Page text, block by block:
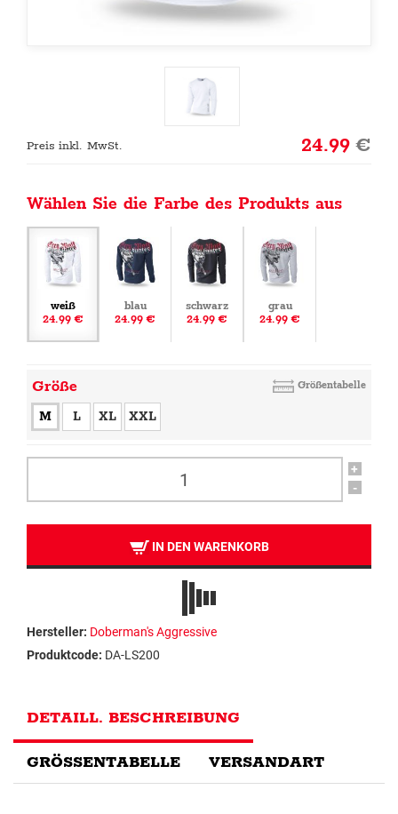
Preis inkl. MwSt. 24.99€
Wählen Sie die Farbe des Produkts aus
weiß
24.99 €
blau
24.99 €
schwarz
24.99 €
grau
24.99 €
Größe Größentabelle
M L XL XXL
+
-
IN DEN WARENKORB
Hersteller: Doberman's Aggressive
Produktcode: DA-LS200
DETAILL. BESCHREIBUNG
GRÖSSENTABELLE VERSANDART